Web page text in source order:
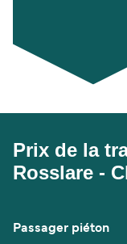
Prix de la
Rosslare -
Passager piéton